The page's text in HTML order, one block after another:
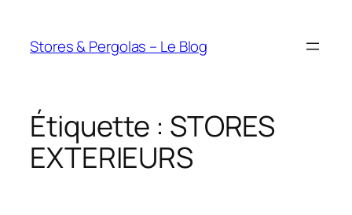
contenu
Stores & Pergolas – Le Blog
Étiquette : STORES
EXTERIEURS